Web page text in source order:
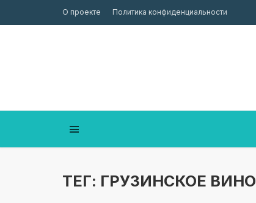
О проекте Политика конфиденциальности
ТЕГ: ГРУЗИНСКОЕ ВИНО